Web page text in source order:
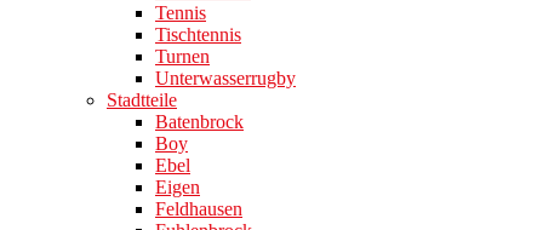
Tennis
Tischtennis
Turnen
Unterwasserrugby
Stadtteile
Batenbrock
Boy
Ebel
Eigen
Feldhausen